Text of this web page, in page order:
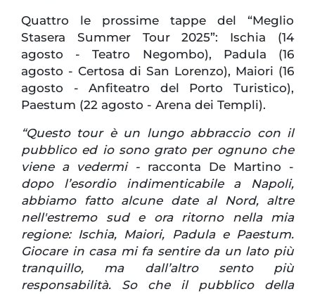
Quattro le prossime tappe del “Meglio
Stasera Summer Tour 2025”: Ischia (14
agosto - Teatro Negombo), Padula (16
agosto - Certosa di San Lorenzo), Maiori (16
agosto - Anfiteatro del Porto Turistico),
Paestum (22 agosto - Arena dei Templi).
“Questo tour è un lungo abbraccio con il
pubblico ed io sono grato per ognuno che
viene a vedermi - racconta De Martino -
dopo l’esordio indimenticabile a Napoli,
abbiamo fatto alcune date al Nord, altre
nell'estremo sud e ora ritorno nella mia
regione: Ischia, Maiori, Padula e Paestum.
Giocare in casa mi fa sentire da un lato più
tranquillo, ma dall’altro sento più
responsabilità. So che il pubblico della